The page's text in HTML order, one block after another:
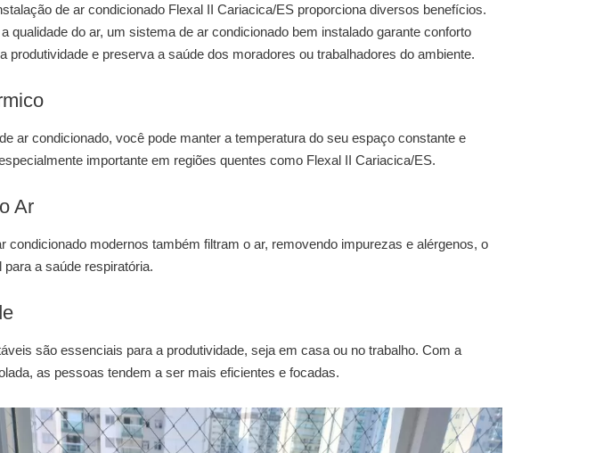
de ar condicionado Flexal II Cariacica/ES proporciona diversos benefícios.
qualidade do ar, um sistema de ar condicionado bem instalado garante conforto
produtividade e preserva a saúde dos moradores ou trabalhadores do ambiente.
ar condicionado, você pode manter a temperatura do seu espaço constante e
importante em regiões quentes como Flexal II Cariacica/ES.
Ar
condicionado modernos também filtram o ar, removendo impurezas e alérgenos, o
para a saúde respiratória.
são essenciais para a produtividade, seja em casa ou no trabalho. Com a
as pessoas tendem a ser mais eficientes e focadas.